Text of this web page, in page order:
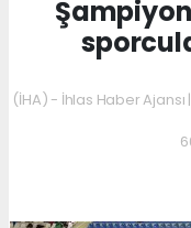
(İHA) - İhlas Haber Ajansı